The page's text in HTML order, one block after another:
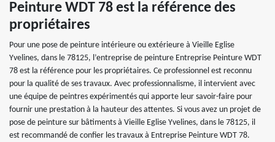
Peinture WDT 78 est la référence des
propriétaires
Pour une pose de peinture intérieure ou extérieure à Vieille Eglise
Yvelines, dans le 78125, l’entreprise de peinture Entreprise Peinture WDT
78 est la référence pour les propriétaires. Ce professionnel est reconnu
pour la qualité de ses travaux. Avec professionnalisme, il intervient avec
une équipe de peintres expérimentés qui apporte leur savoir-faire pour
fournir une prestation à la hauteur des attentes. Si vous avez un projet de
pose de peinture sur bâtiments à Vieille Eglise Yvelines, dans le 78125, il
est recommandé de confier les travaux à Entreprise Peinture WDT 78.